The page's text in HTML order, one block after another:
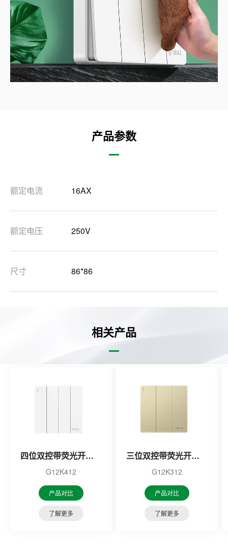
产品参数
额定电流 16AX
额定电压 250V
尺寸 86*86
相关产品
四位双控带荧光开关（白色）
G12K412
产品对比
了解更多
三位双控带荧光开关（金色）
G12K312
产品对比
了解更多